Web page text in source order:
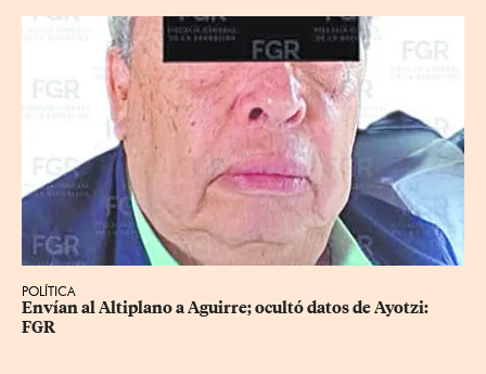
POLÍTICA
Envían al Altiplano a Aguirre; ocultó datos de Ayotzi:
FGR